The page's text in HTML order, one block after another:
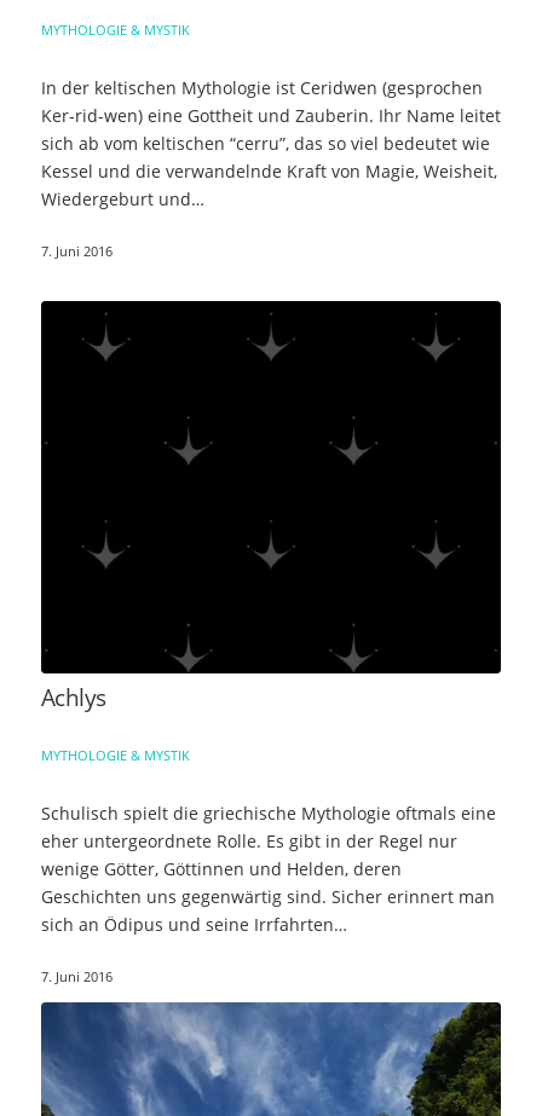
MYTHOLOGIE & MYSTIK
In der keltischen Mythologie ist Ceridwen (gesprochen
Ker-rid-wen) eine Gottheit und Zauberin. Ihr Name leitet
sich ab vom keltischen “cerru”, das so viel bedeutet wie
Kessel und die verwandelnde Kraft von Magie, Weisheit,
Wiedergeburt und…
7. Juni 2016
Achlys
MYTHOLOGIE & MYSTIK
Schulisch spielt die griechische Mythologie oftmals eine
eher untergeordnete Rolle. Es gibt in der Regel nur
wenige Götter, Göttinnen und Helden, deren
Geschichten uns gegenwärtig sind. Sicher erinnert man
sich an Ödipus und seine Irrfahrten…
7. Juni 2016